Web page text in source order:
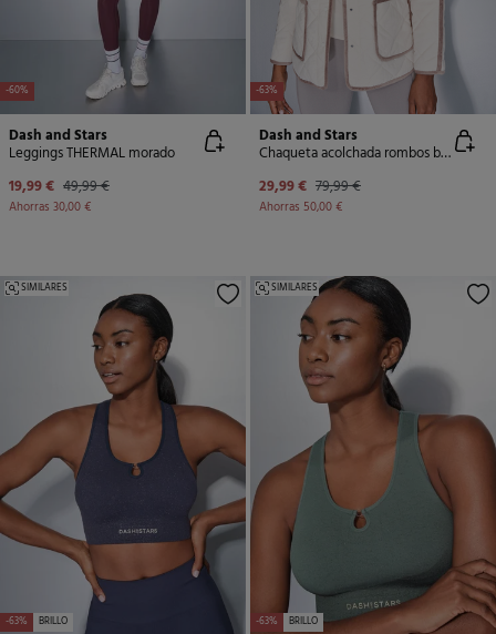
-60%
Dash and Stars
Leggings THERMAL morado
19,99 € 49,99 €
Ahorras 30,00 €
-63%
Dash and Stars
Chaqueta acolchada rombos beige
29,99 € 79,99 €
Ahorras 50,00 €
-63% BRILLO
SIMILARES
-63% BRILLO
SIMILARES